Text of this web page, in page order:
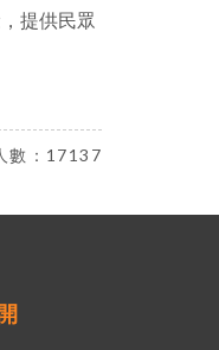
提供民眾
數：17137